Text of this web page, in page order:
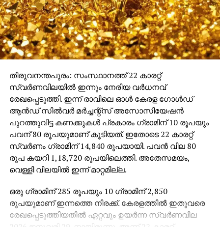
തിരുവനന്തപുരം: സംസ്ഥാനത്ത് 22 കാരറ്റ്
സ്വര്‍ണവിലയില്‍ ഇന്നും നേരിയ വര്‍ധനവ്
രേഖപ്പെടുത്തി. ഇന്ന് രാവിലെ ഓള്‍ കേരള ഗോള്‍ഡ്
ആന്‍ഡ് സില്‍വര്‍ മര്‍ച്ചന്റ്സ് അസോസിയേഷന്‍
പുറത്തുവിട്ട കണക്കുകള്‍ പ്രകാരം ഗ്രാമിന് 10 രൂപയും
പവന് 80 രൂപയുമാണ് കൂടിയത്. ഇതോടെ 22 കാരറ്റ്
സ്വര്‍ണം ഗ്രാമിന് 14,840 രൂപയായി. പവന്‍ വില 80
രൂപ കയറി 1,18,720 രൂപയിലെത്തി. അതേസമയം,
വെള്ളി വിലയില്‍ ഇന്ന് മാറ്റമില്ല.
ഒരു ഗ്രാമിന് 285 രൂപയും 10 ഗ്രാമിന് 2,850
രൂപയുമാണ് ഇന്നത്തെ നിരക്ക്. കേരളത്തില്‍ ഇതുവരെ
രേഖപ്പെടുത്തിയതില്‍ ഏറ്റവും ഉയര്‍ന്ന സ്വര്‍ണവില